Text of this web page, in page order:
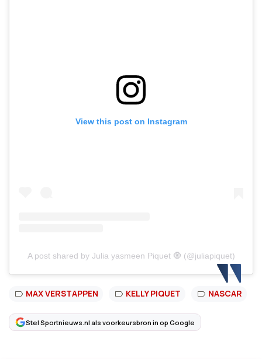
View this post on Instagram
A post shared by Julia yasmeen Piquet 🧿 (@juliapiquet)
MAX VERSTAPPEN KELLY PIQUET NASCAR
Stel Sportnieuws.nl als voorkeursbron in op Google